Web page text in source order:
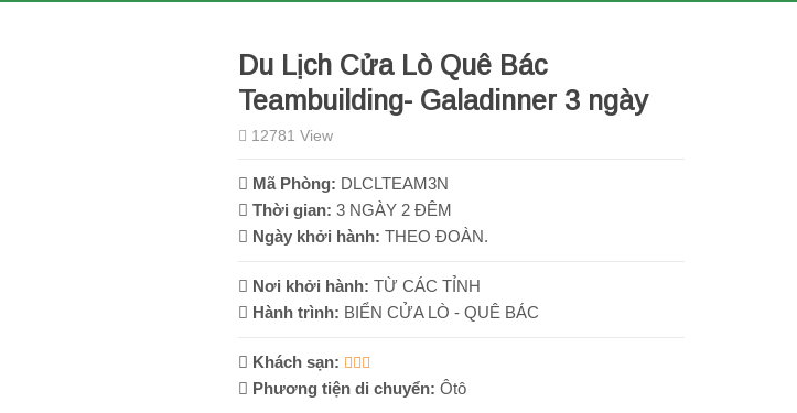
Du Lịch Cửa Lò Quê Bác
Teambuilding- Galadinner 3 ngày
12781 View
Mã Phòng: DLCLTEAM3N
Thời gian: 3 NGÀY 2 ĐÊM
Ngày khởi hành: THEO ĐOÀN.
Nơi khởi hành: TỪ CÁC TỈNH
Hành trình: BIỂN CỬA LÒ - QUÊ BÁC
Khách sạn:
Phương tiện di chuyển: Ôtô